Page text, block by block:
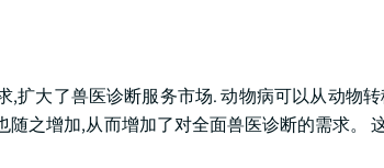
扩大了兽医诊断服务市场. 动物病可以从动物
之增加,从而增加了对全面兽医诊断的需求。